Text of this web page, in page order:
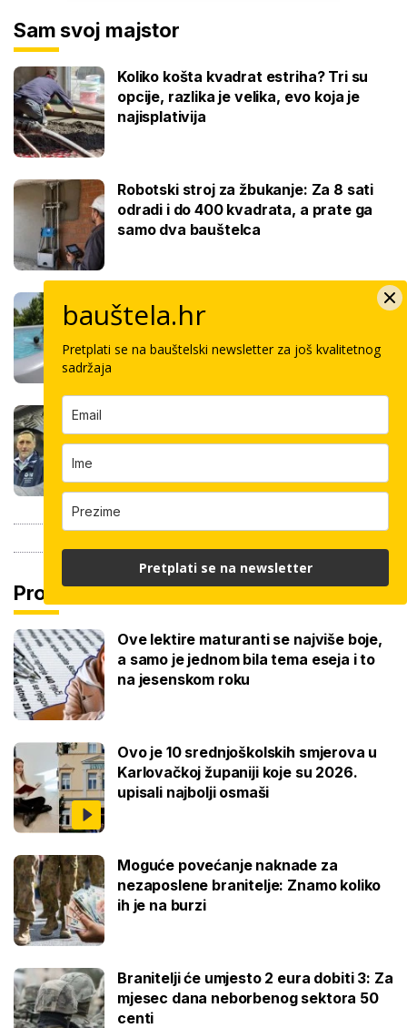
Sam svoj majstor
Koliko košta kvadrat estriha? Tri su
opcije, razlika je velika, evo koja je
najisplativija
Robotski stroj za žbukanje: Za 8 sati
odradi i do 400 kvadrata, a prate ga
samo dva bauštelca
Stigla nova generacija kućnih bazena!
Po rubu možete hodati, a od kutije do
kupanca samo jedan sat
pločica: Cijenu određuju površina,
Pročitaj još
Ove lektire maturanti se najviše boje,
a samo je jednom bila tema eseja i to
na jesenskom roku
Ovo je 10 srednjoškolskih smjerova u
Karlovačkoj županiji koje su 2026.
upisali najbolji osmaši
Moguće povećanje naknade za
nezaposlene branitelje: Znamo koliko
ih je na burzi
Branitelji će umjesto 2 eura dobiti 3: Za
mjesec dana neborbenog sektora 50
centi
bauštela.hr
Pretplati se na bauštelski newsletter za još kvalitetnog
sadržaja
Pretplati se na newsletter